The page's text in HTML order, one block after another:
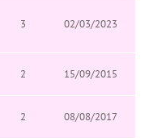
3 02/03/2023
2 15/09/2015
2 08/08/2017